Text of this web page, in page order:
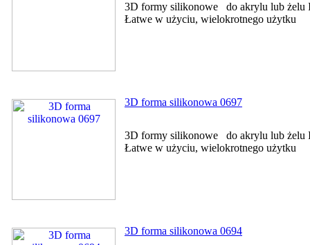
3D formy silikonowe do akrylu lub żelu
Łatwe w użyciu, wielokrotnego użytku
3D forma silikonowa 0697
3D formy silikonowe do akrylu lub żelu
Łatwe w użyciu, wielokrotnego użytku
3D forma silikonowa 0694